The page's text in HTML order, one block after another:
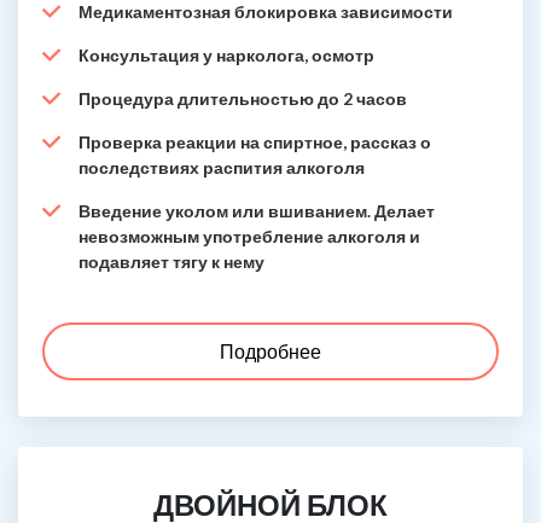
Медикаментозная блокировка зависимости
Консультация у нарколога, осмотр
Процедура длительностью до 2 часов
Проверка реакции на спиртное, рассказ о
последствиях распития алкоголя
Введение уколом или вшиванием. Делает
невозможным употребление алкоголя и
подавляет тягу к нему
Подробнее
ДВОЙНОЙ БЛОК